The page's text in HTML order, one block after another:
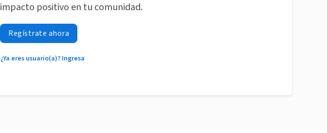
impacto positivo en tu comunidad.
Regístrate ahora
¿Ya eres usuario(a)? Ingresa